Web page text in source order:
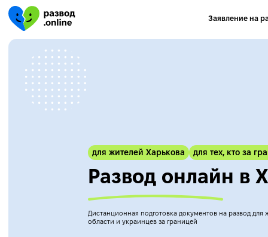
Заявление на
для жителей Харькова для тех, кто за
Развод онлайн в
Дистанционная подготовка документов на развод для
области и украинцев за границей